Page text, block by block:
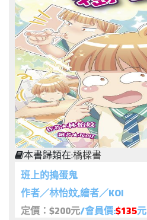
本書歸類在:橋樑書
班上的搗蛋鬼
作者／林怡妏,繪者／KOI
定價：$200元/會員價:$135元